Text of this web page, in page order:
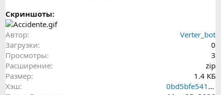
Скриншоты:
Автор
Verter_bot
Загрузки
0
Просмотры
3
Расширение
zip
Размер
1.4 КБ
Хэш
0bd5bfe5418b285463a2c6105731c5a6